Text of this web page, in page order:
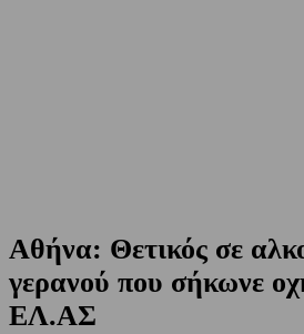
Αθήνα: Θετικός σε
γερανού που σήκωνε
ΕΛ.ΑΣ